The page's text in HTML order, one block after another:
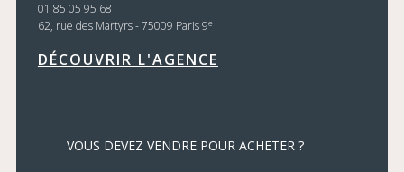
01 85 05 95 68
62, rue des Martyrs - 75009 Paris 9e
DÉCOUVRIR L'AGENCE
VOUS DEVEZ VENDRE POUR ACHETER ?